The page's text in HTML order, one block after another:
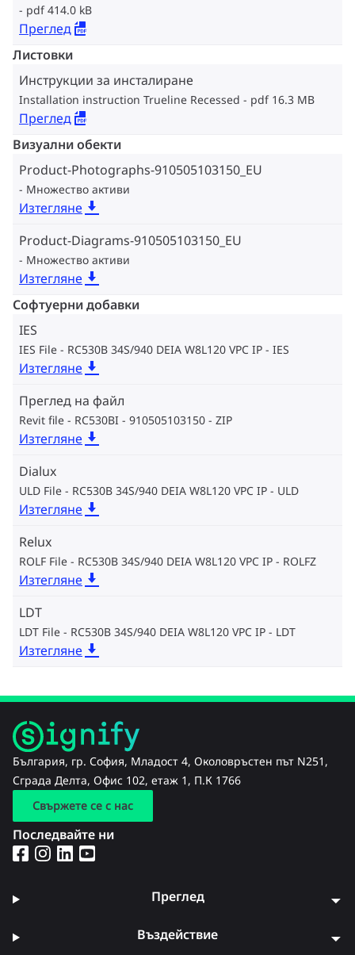
pdf 414.0 kB
Преглед
Листовки
Инструкции за инсталиране
Installation instruction Trueline Recessed pdf 16.3 MB
Преглед
Визуални обекти
Product-Photographs-910505103150_EU
Множество активи
Изтегляне
Product-Diagrams-910505103150_EU
Множество активи
Изтегляне
Софтуерни добавки
IES
IES File - RC530B 34S/940 DEIA W8L120 VPC IP IES
Изтегляне
Преглед на файл
Revit file - RC530BI - 910505103150 ZIP
Изтегляне
Dialux
ULD File - RC530B 34S/940 DEIA W8L120 VPC IP ULD
Изтегляне
Relux
ROLF File - RC530B 34S/940 DEIA W8L120 VPC IP ROLFZ
Изтегляне
LDT
LDT File - RC530B 34S/940 DEIA W8L120 VPC IP LDT
Изтегляне
България, гр. София, Младост 4, Околовръстен път N251,
Сграда Делта, Офис 102, етаж 1, П.К 1766
Свържете се с нас
Последвайте ни
Преглед
Въздействие